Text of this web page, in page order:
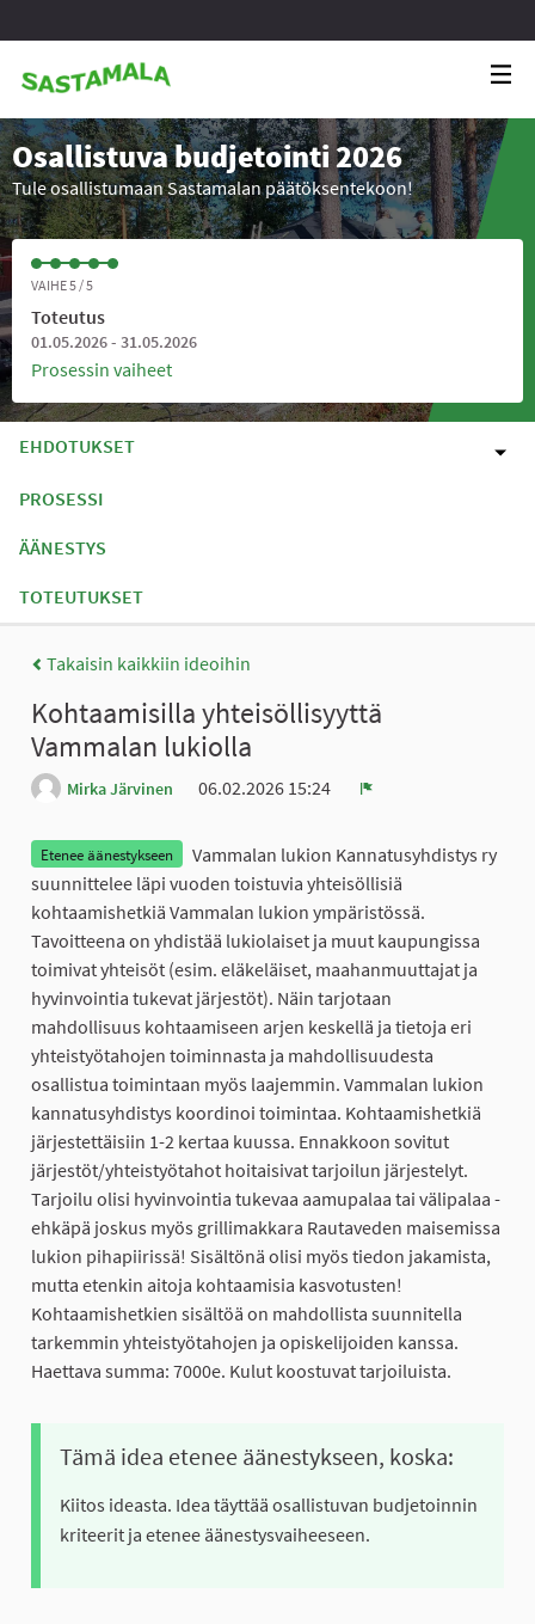
Osallistuva budjetointi 2026
Tule osallistumaan Sastamalan päätöksentekoon!
VAIHE 5 / 5
Toteutus
01.05.2026 - 31.05.2026
Prosessin vaiheet
EHDOTUKSET
PROSESSI
ÄÄNESTYS
TOTEUTUKSET
Takaisin kaikkiin ideoihin
Kohtaamisilla yhteisöllisyyttä
Vammalan lukiolla
Mirka Järvinen
06.02.2026 15:24
Etenee äänestykseen
Vammalan lukion Kannatusyhdistys ry
suunnittelee läpi vuoden toistuvia yhteisöllisiä
kohtaamishetkiä Vammalan lukion ympäristössä.
Tavoitteena on yhdistää lukiolaiset ja muut kaupungissa
toimivat yhteisöt (esim. eläkeläiset, maahanmuuttajat ja
hyvinvointia tukevat järjestöt). Näin tarjotaan
mahdollisuus kohtaamiseen arjen keskellä ja tietoja eri
yhteistyötahojen toiminnasta ja mahdollisuudesta
osallistua toimintaan myös laajemmin. Vammalan lukion
kannatusyhdistys koordinoi toimintaa. Kohtaamishetkiä
järjestettäisiin 1-2 kertaa kuussa. Ennakkoon sovitut
järjestöt/yhteistyötahot hoitaisivat tarjoilun järjestelyt.
Tarjoilu olisi hyvinvointia tukevaa aamupalaa tai välipalaa -
ehkäpä joskus myös grillimakkara Rautaveden maisemissa
lukion pihapiirissä! Sisältönä olisi myös tiedon jakamista,
mutta etenkin aitoja kohtaamisia kasvotusten!
Kohtaamishetkien sisältöä on mahdollista suunnitella
tarkemmin yhteistyötahojen ja opiskelijoiden kanssa.
Haettava summa: 7000e. Kulut koostuvat tarjoiluista.
Tämä idea etenee äänestykseen, koska:
Kiitos ideasta. Idea täyttää osallistuvan budjetoinnin
kriteerit ja etenee äänestysvaiheeseen.